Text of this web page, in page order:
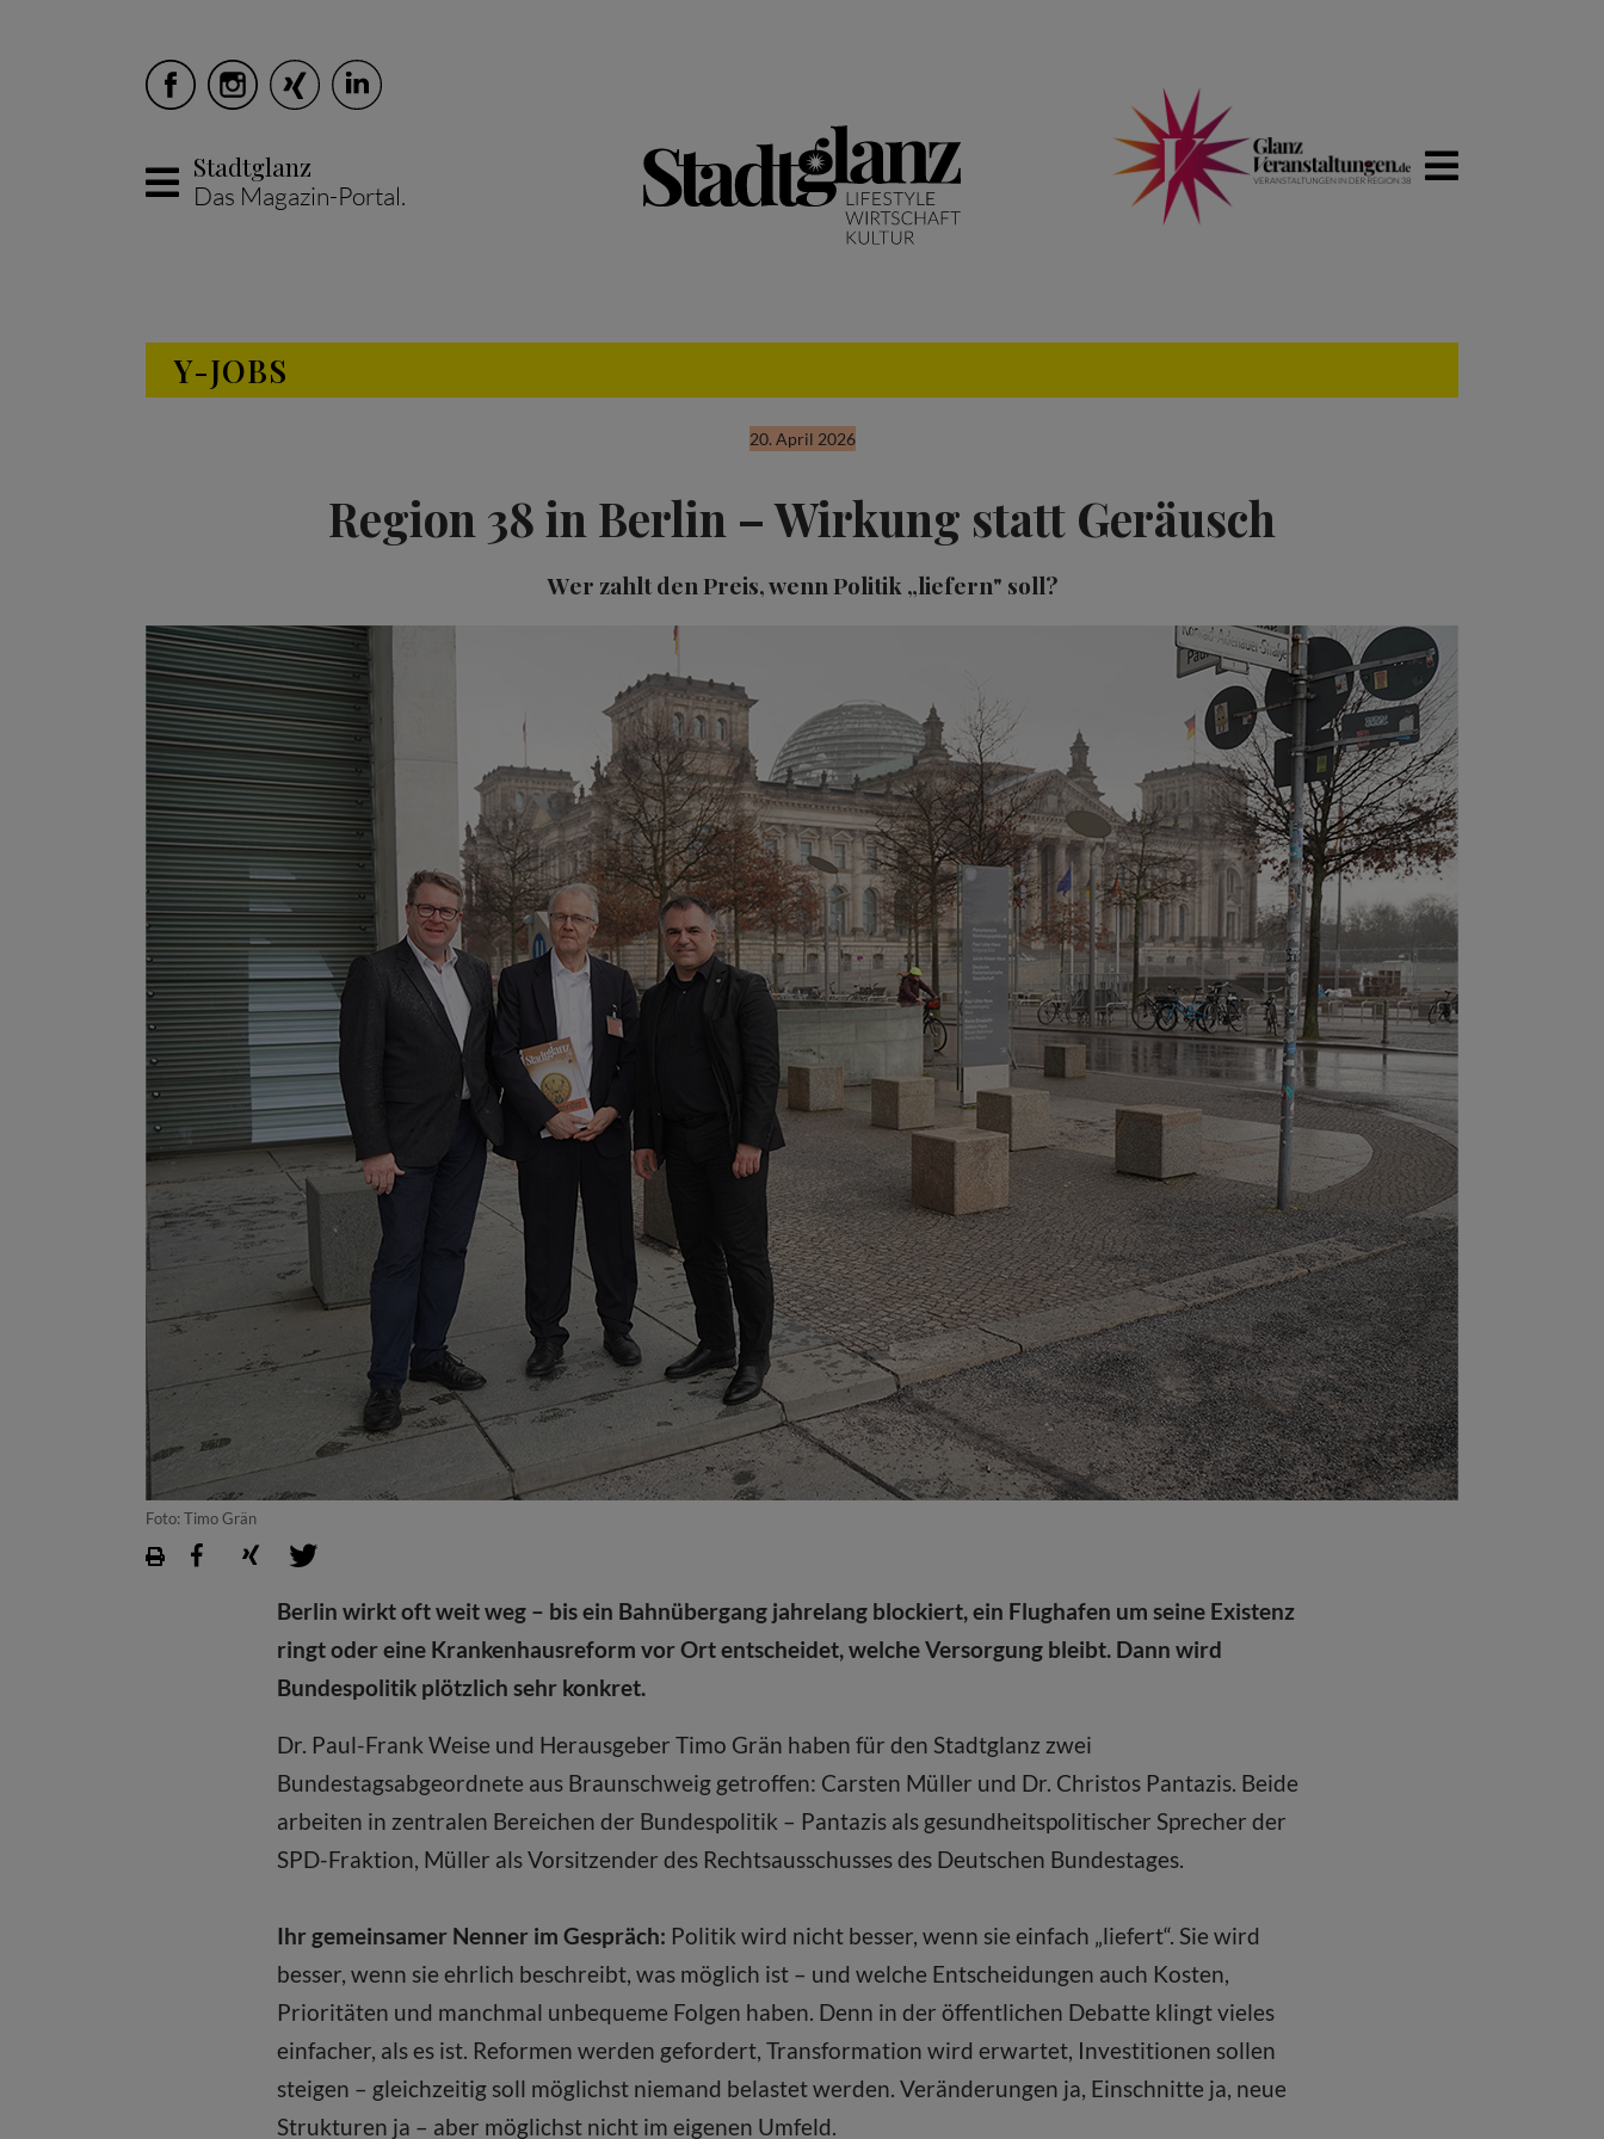
Stadtglanz
Das Magazin-Portal.
Y-JOBS
20. April 2026
Region 38 in Berlin – Wirkung statt Geräusch
Wer zahlt den Preis, wenn Politik „liefern" soll?
Foto: Timo Grän
Berlin wirkt oft weit weg – bis ein Bahnübergang jahrelang blockiert, ein Flughafen um seine Existenz
ringt oder eine Krankenhausreform vor Ort entscheidet, welche Versorgung bleibt. Dann wird
Bundespolitik plötzlich sehr konkret.
Dr. Paul-Frank Weise und Herausgeber Timo Grän haben für den Stadtglanz zwei
Bundestagsabgeordnete aus Braunschweig getroffen: Carsten Müller und Dr. Christos Pantazis. Beide
arbeiten in zentralen Bereichen der Bundespolitik – Pantazis als gesundheitspolitischer Sprecher der
SPD-Fraktion, Müller als Vorsitzender des Rechtsausschusses des Deutschen Bundestages.
Ihr gemeinsamer Nenner im Gespräch: Politik wird nicht besser, wenn sie einfach „liefert“. Sie wird
besser, wenn sie ehrlich beschreibt, was möglich ist – und welche Entscheidungen auch Kosten,
Prioritäten und manchmal unbequeme Folgen haben. Denn in der öffentlichen Debatte klingt vieles
einfacher, als es ist. Reformen werden gefordert, Transformation wird erwartet, Investitionen sollen
steigen – gleichzeitig soll möglichst niemand belastet werden. Veränderungen ja, Einschnitte ja, neue
Strukturen ja – aber möglichst nicht im eigenen Umfeld.